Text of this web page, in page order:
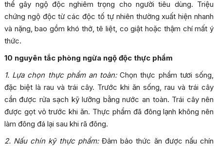
thể gây ngộ độc nghiêm trọng cho người tiêu dùng. Triệu
chứng ngộ độc từ các độc tố tự nhiên thường xuất hiện nhanh
và nặng, bao gồm khó thở, tê liệt, co giật hoặc thậm chí mất ý
thức.
10 nguyên tắc phòng ngừa ngộ độc thực phẩm
1. Lựa chọn thực phẩm an toàn:Chọn thực phẩm tươi sống,
đặc biệt là rau và trái cây. Trước khi ăn sống, rau và trái cây
cần được rửa sạch kỹ lưỡng bằng nước an toàn. Trái cây nên
được gọt vỏ trước khi ăn. Thực phẩm đã đông lạnh không nên
làm đông đá lại sau khi rã đông.
2. Nấu chín kỹ thực phẩm:Đảm bảo thức ăn được nấu chín